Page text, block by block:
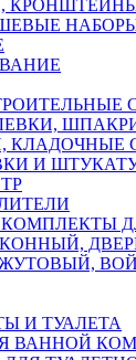
КЛАДОЧНЫЕ
И
И ТУАЛЕТА
ВАННОЙ